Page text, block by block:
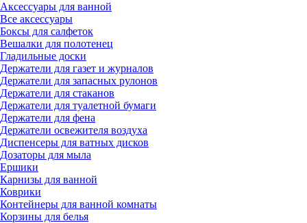
Аксессуары для ванной
Все аксессуары
Боксы для салфеток
Вешалки для полотенец
Гладильные доски
Держатели для газет и журналов
Держатели для запасных рулонов
Держатели для стаканов
Держатели для туалетной бумаги
Держатели для фена
Держатели освежителя воздуха
Диспенсеры для ватных дисков
Дозаторы для мыла
Ершики
Карнизы для ванной
Коврики
Контейнеры для ванной комнаты
Корзины для белья